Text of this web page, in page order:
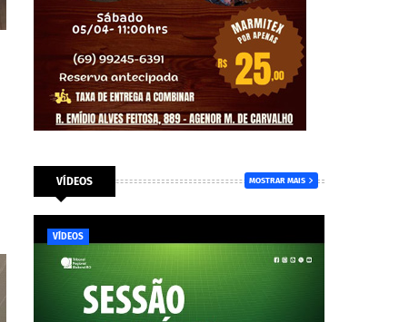
VÍDEOS MOSTRAR MAIS
VÍDEOS